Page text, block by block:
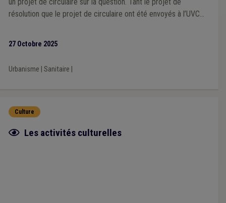
résolution que le projet de circulaire ont été envoyés à l’UVCW
27 Octobre 2025
Urbanisme Sanitaire
Culture
Fiche focus
Les activités culturelles